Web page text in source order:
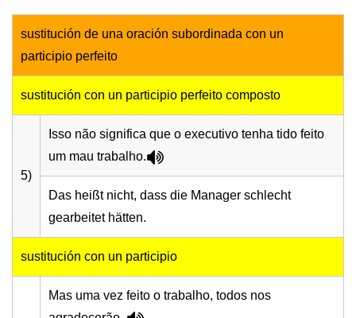
sustitución de una oración subordinada con un
participio perfeito
sustitución con un participio perfeito composto
5)
Isso não significa que o executivo tenha tido feito
um mau trabalho.
Das heißt nicht, dass die Manager schlecht
gearbeitet hätten.
sustitución con un participio
Mas uma vez feito o trabalho, todos nos